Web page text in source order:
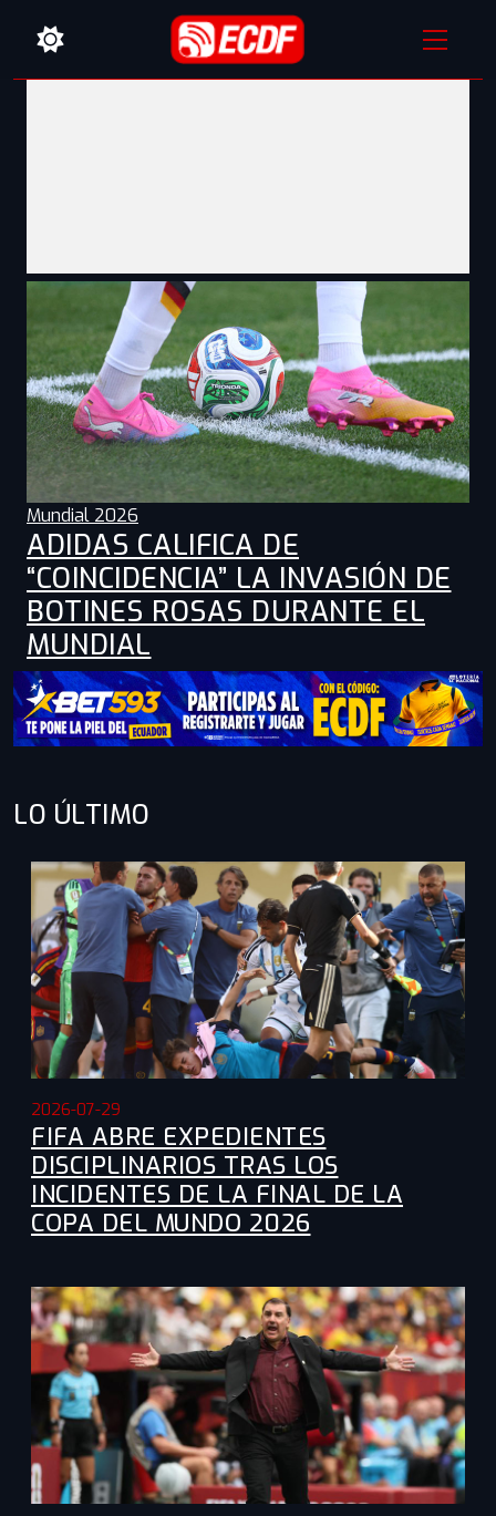
Mundial 2026
ADIDAS CALIFICA DE
“COINCIDENCIA” LA INVASIÓN DE
BOTINES ROSAS DURANTE EL
MUNDIAL
LO ÚLTIMO
2026-07-29
FIFA ABRE EXPEDIENTES
DISCIPLINARIOS TRAS LOS
INCIDENTES DE LA FINAL DE LA
COPA DEL MUNDO 2026